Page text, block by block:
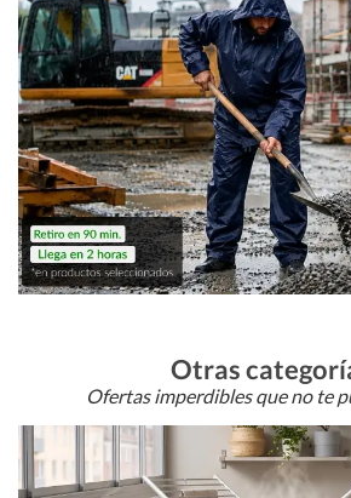
Otras
Ofertas imperdibles que no te